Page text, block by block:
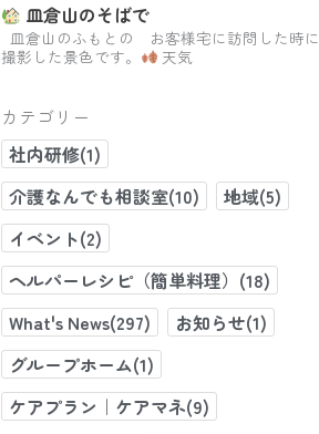
皿倉山のそばで
皿倉山のふもとの お客様宅に訪問した時に
撮影した景色です。
天気
カテゴリー
社内研修(1)
介護なんでも相談室(10)
地域(5)
イベント(2)
ヘルパーレシピ（簡単料理）(18)
What's News(297)
お知らせ(1)
グループホーム(1)
ケアプラン｜ケアマネ(9)